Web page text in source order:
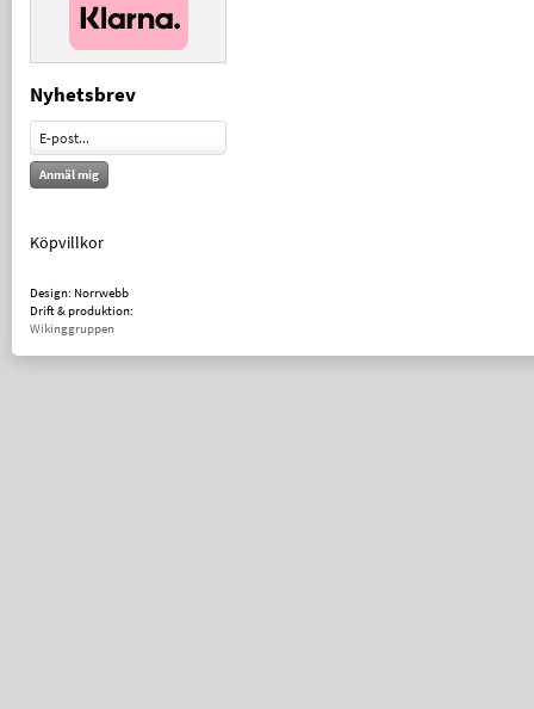
Nyhetsbrev
Anmäl mig
Köpvillkor
Design: Norrwebb
Drift & produktion:
Wikinggruppen